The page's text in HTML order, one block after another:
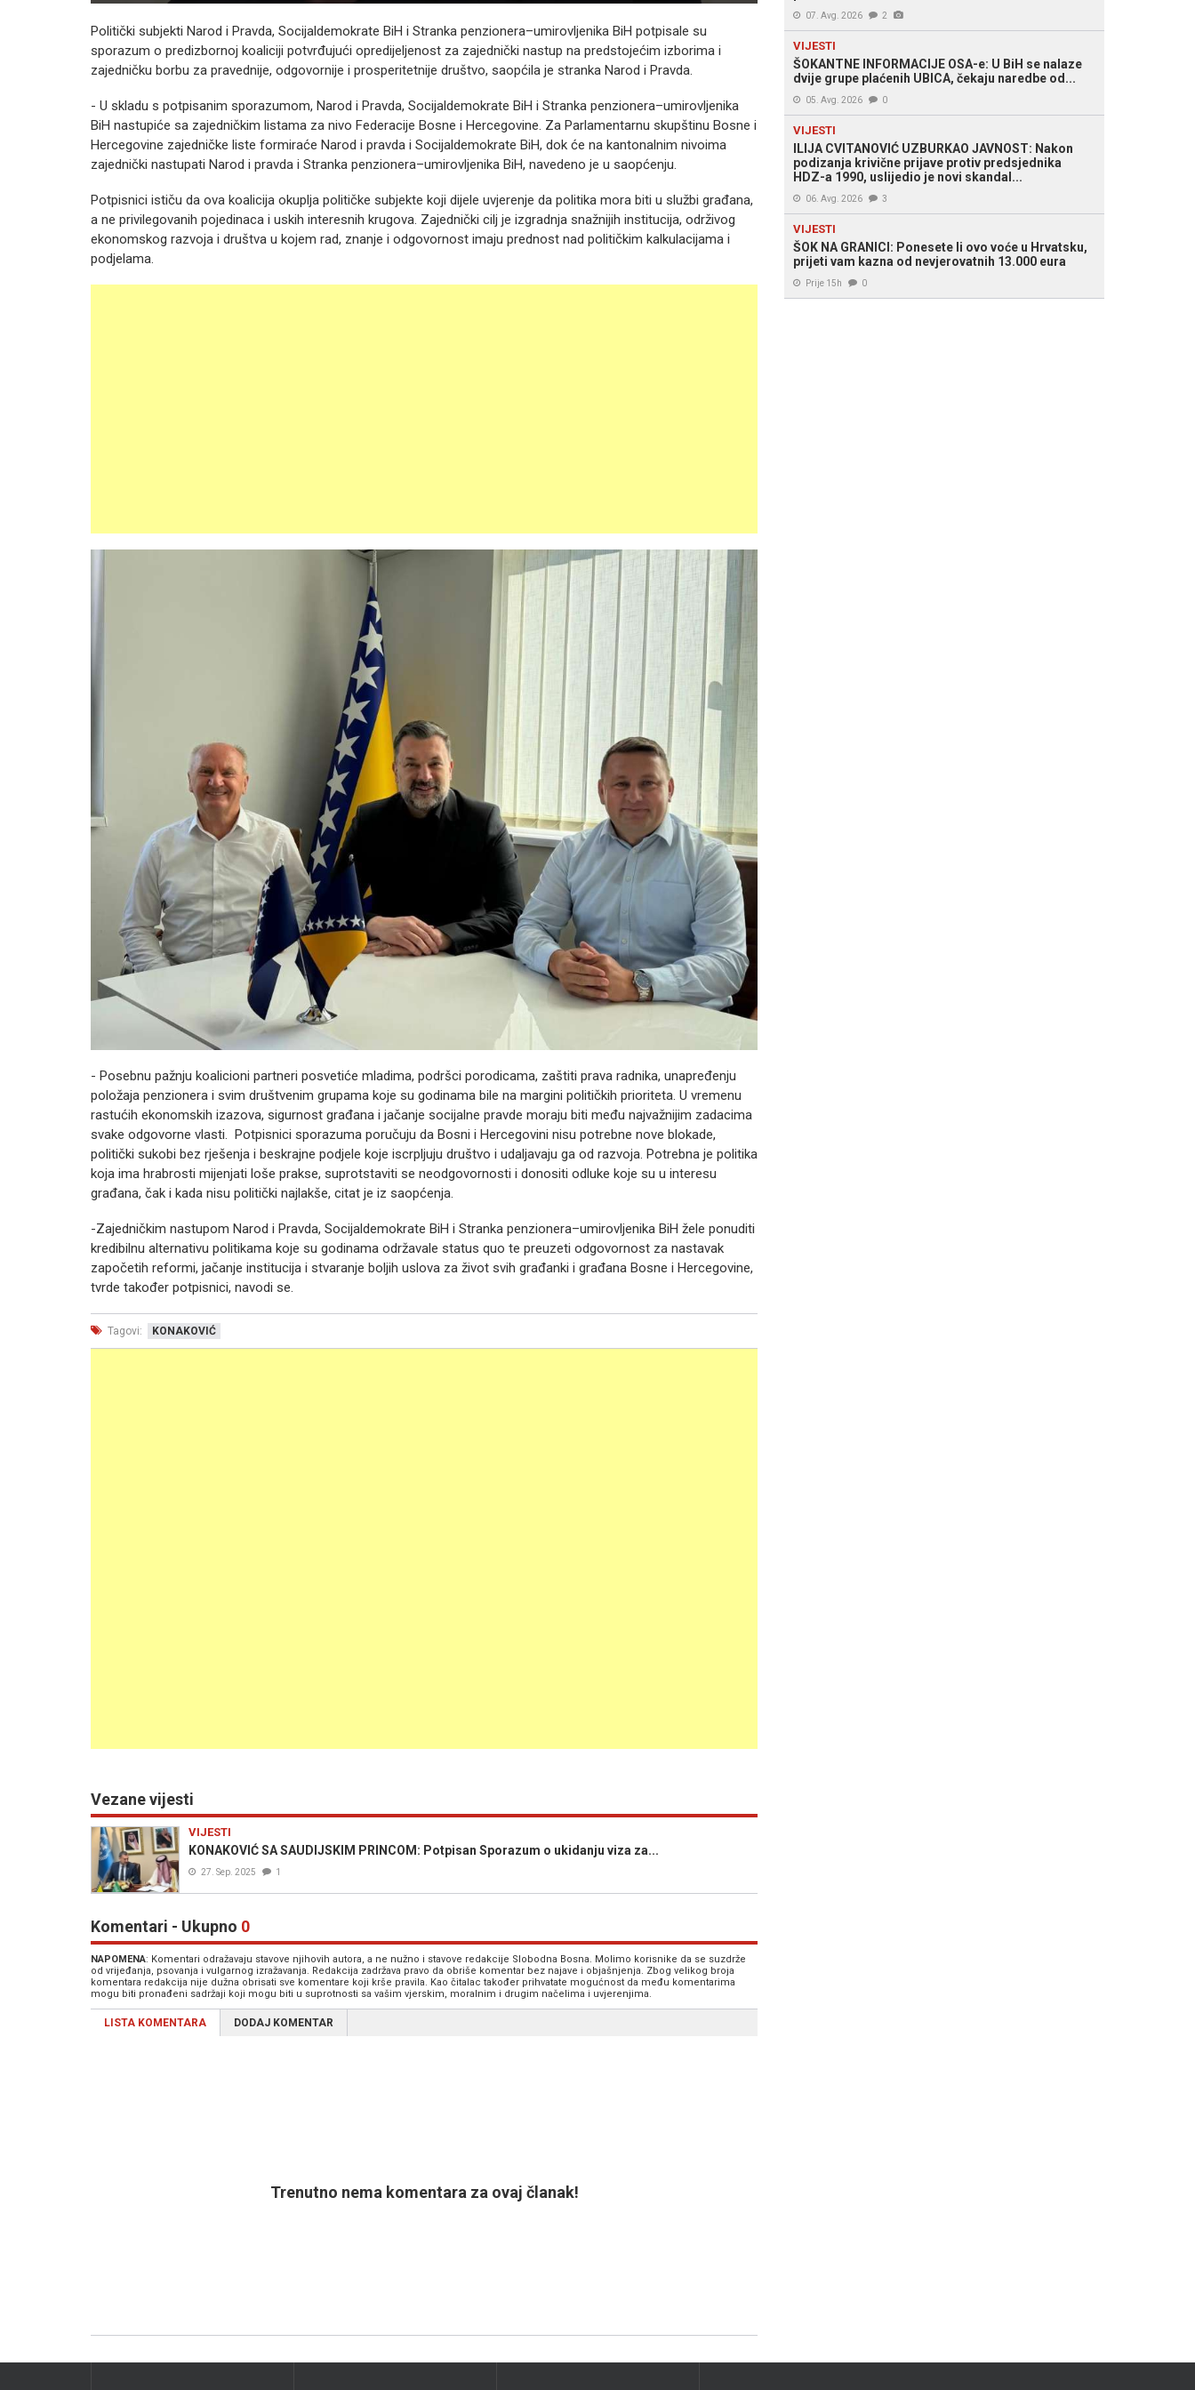
Politički subjekti Narod i Pravda, Socijaldemokrate BiH i Stranka penzionera–umirovljenika BiH potpisale su
sporazum o predizbornoj koaliciji potvrđujući opredijeljenost za zajednički nastup na predstojećim izborima i
zajedničku borbu za pravednije, odgovornije i prosperitetnije društvo, saopćila je stranka Narod i Pravda.
- U skladu s potpisanim sporazumom, Narod i Pravda, Socijaldemokrate BiH i Stranka penzionera–umirovljenika
BiH nastupiće sa zajedničkim listama za nivo Federacije Bosne i Hercegovine. Za Parlamentarnu skupštinu Bosne i
Hercegovine zajedničke liste formiraće Narod i pravda i Socijaldemokrate BiH, dok će na kantonalnim nivoima
zajednički nastupati Narod i pravda i Stranka penzionera–umirovljenika BiH, navedeno je u saopćenju.
Potpisnici ističu da ova koalicija okuplja političke subjekte koji dijele uvjerenje da politika mora biti u službi građana,
a ne privilegovanih pojedinaca i uskih interesnih krugova. Zajednički cilj je izgradnja snažnijih institucija, održivog
ekonomskog razvoja i društva u kojem rad, znanje i odgovornost imaju prednost nad političkim kalkulacijama i
podjelama.
- Posebnu pažnju koalicioni partneri posvetiće mladima, podršci porodicama, zaštiti prava radnika, unapređenju
položaja penzionera i svim društvenim grupama koje su godinama bile na margini političkih prioriteta. U vremenu
rastućih ekonomskih izazova, sigurnost građana i jačanje socijalne pravde moraju biti među najvažnijim zadacima
svake odgovorne vlasti. Potpisnici sporazuma poručuju da Bosni i Hercegovini nisu potrebne nove blokade,
politički sukobi bez rješenja i beskrajne podjele koje iscrpljuju društvo i udaljavaju ga od razvoja. Potrebna je politika
koja ima hrabrosti mijenjati loše prakse, suprotstaviti se neodgovornosti i donositi odluke koje su u interesu
građana, čak i kada nisu politički najlakše, citat je iz saopćenja.
-Zajedničkim nastupom Narod i Pravda, Socijaldemokrate BiH i Stranka penzionera–umirovljenika BiH žele ponuditi
kredibilnu alternativu politikama koje su godinama održavale status quo te preuzeti odgovornost za nastavak
započetih reformi, jačanje institucija i stvaranje boljih uslova za život svih građanki i građana Bosne i Hercegovine,
tvrde također potpisnici, navodi se.
Tagovi: KONAKOVIĆ
Vezane vijesti
VIJESTI
KONAKOVIĆ SA SAUDIJSKIM PRINCOM: Potpisan Sporazum o ukidanju viza za...
27. Sep. 2025 1
Komentari - Ukupno 0
NAPOMENA: Komentari odražavaju stavove njihovih autora, a ne nužno i stavove redakcije Slobodna Bosna. Molimo korisnike da se suzdrže
od vrijeđanja, psovanja i vulgarnog izražavanja. Redakcija zadržava pravo da obriše komentar bez najave i objašnjenja. Zbog velikog broja
komentara redakcija nije dužna obrisati sve komentare koji krše pravila. Kao čitalac također prihvatate mogućnost da među komentarima
mogu biti pronađeni sadržaji koji mogu biti u suprotnosti sa vašim vjerskim, moralnim i drugim načelima i uvjerenjima.
LISTA KOMENTARA DODAJ KOMENTAR
Trenutno nema komentara za ovaj članak!
07. Avg. 2026 2
VIJESTI
ŠOKANTNE INFORMACIJE OSA-e: U BiH se nalaze
dvije grupe plaćenih UBICA, čekaju naredbe od...
05. Avg. 2026 0
VIJESTI
ILIJA CVITANOVIĆ UZBURKAO JAVNOST: Nakon
podizanja krivične prijave protiv predsjednika
HDZ-a 1990, uslijedio je novi skandal...
06. Avg. 2026 3
VIJESTI
ŠOK NA GRANICI: Ponesete li ovo voće u Hrvatsku,
prijeti vam kazna od nevjerovatnih 13.000 eura
Prije 15h 0